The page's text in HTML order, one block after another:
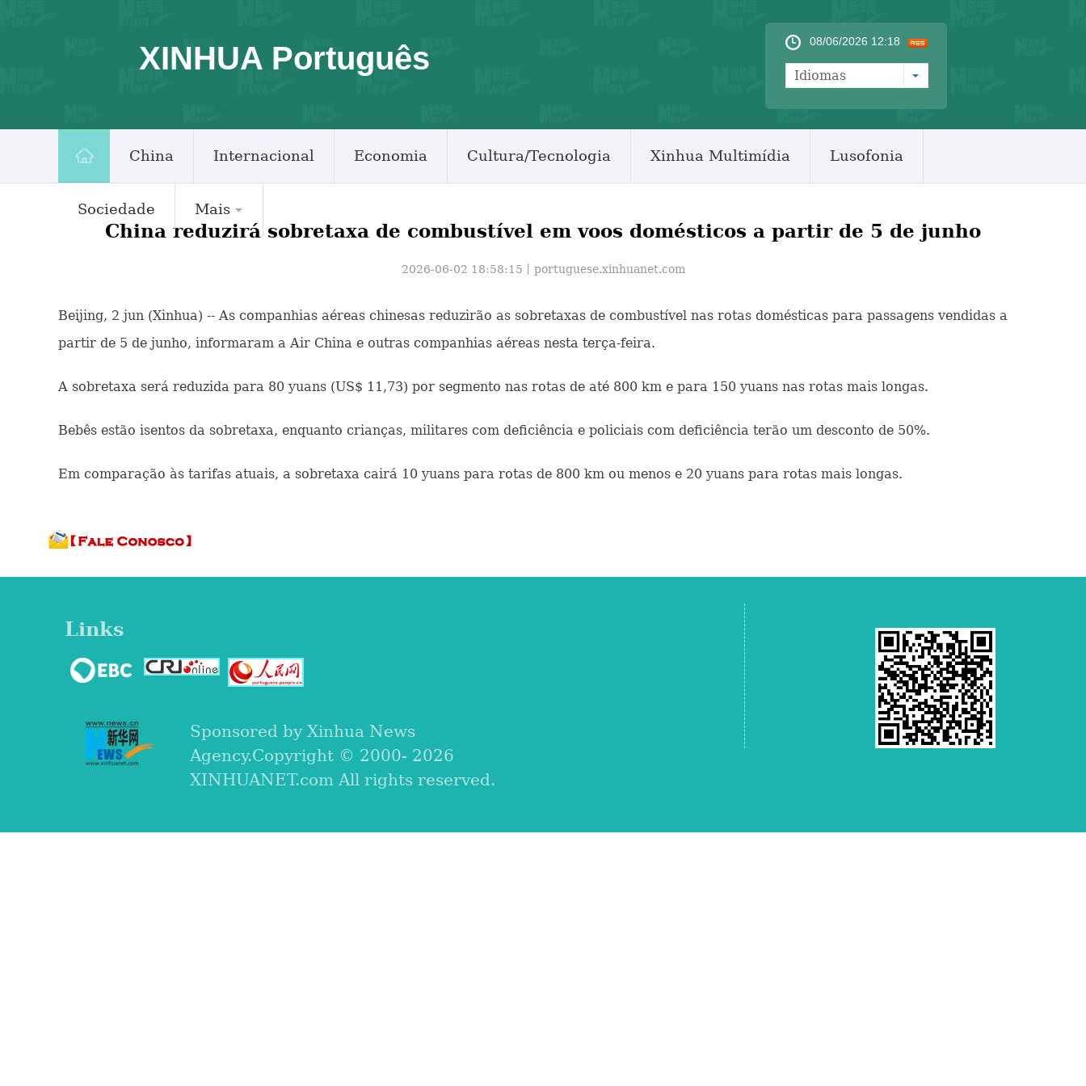
XINHUA Português 08/06/2026 12:18
Idiomas
China Internacional Economia Cultura/Tecnologia Xinhua Multimídia Lusofonia
Sociedade Mais
China reduzirá sobretaxa de combustível em voos domésticos a partir de 5 de junho
2026-06-02 18:58:15丨 portuguese.xinhuanet.com
Beijing, 2 jun (Xinhua) -- As companhias aéreas chinesas reduzirão as sobretaxas de combustível nas rotas domésticas para passagens vendidas a
partir de 5 de junho, informaram a Air China e outras companhias aéreas nesta terça-feira.
A sobretaxa será reduzida para 80 yuans (US$ 11,73) por segmento nas rotas de até 800 km e para 150 yuans nas rotas mais longas.
Bebês estão isentos da sobretaxa, enquanto crianças, militares com deficiência e policiais com deficiência terão um desconto de 50%.
Em comparação às tarifas atuais, a sobretaxa cairá 10 yuans para rotas de 800 km ou menos e 20 yuans para rotas mais longas.
Links
Sponsored by Xinhua News
Agency.Copyright © 2000- 2026
XINHUANET.com All rights reserved.